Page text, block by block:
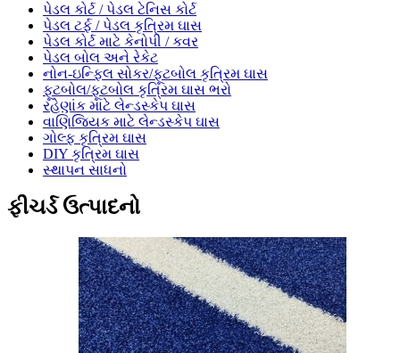
પેડલ કોર્ટ / પેડલ ટેનિસ કોર્ટ
પેડલ ટર્ફ / પેડલ કૃત્રિમ ઘાસ
પેડલ કોર્ટ માટે કેનોપી / કવર
પેડલ બોલ અને રેકેટ
નોન-ઇન્ફિલ સોકર/ફૂટબોલ કૃત્રિમ ઘાસ
ફૂટબોલ/ફૂટબોલ કૃત્રિમ ઘાસ ભરો
રહેણાંક માટે લેન્ડસ્કેપ ઘાસ
વાણિજ્યિક માટે લેન્ડસ્કેપ ઘાસ
ગોલ્ફ કૃત્રિમ ઘાસ
DIY કૃત્રિમ ઘાસ
સ્થાપન સાધનો
ફીચર્ડ ઉત્પાદનો